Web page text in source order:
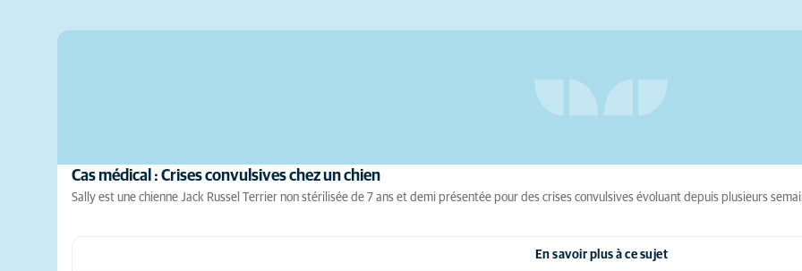
Cas médical : Crises convulsives chez un chien
Sally est une chienne Jack Russel Terrier non stérilisée de 7 ans et demi présentée pour des crises convulsives évoluant depuis plusieurs
En savoir plus à ce sujet